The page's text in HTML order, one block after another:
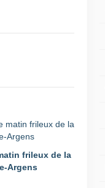
frileux de la
Argens